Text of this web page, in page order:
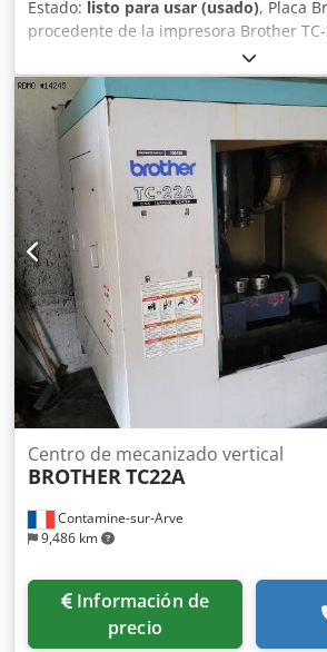
Estado: listo para usar (usado), Placa
procedente de la impresora Brother
buen estado de conservación, 100 %
D Uk Uefuef
Contamine-sur-Arve
9,486 km
Centro de mecanizado vertical
BROTHERTC22A
Información de
precio